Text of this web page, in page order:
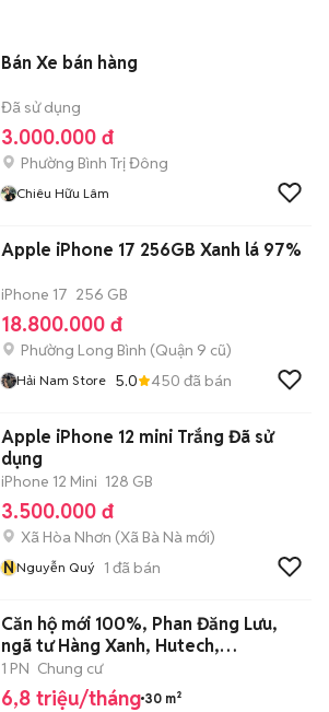
Bán Xe bán hàng
Đã sử dụng
3.000.000 đ
Phường Bình Trị Đông
Chiêu Hữu Lâm
Apple iPhone 17 256GB Xanh lá 97%
iPhone 17 256 GB
18.800.000 đ
Phường Long Bình (Quận 9 cũ)
Hải Nam Store 5.0 450 đã bán
Apple iPhone 12 mini Trắng Đã sử
dụng
iPhone 12 Mini 128 GB
3.500.000 đ
Xã Hòa Nhơn (Xã Bà Nà mới)
NNguyễn Quý 1 đã bán
Căn hộ mới 100%, Phan Đăng Lưu,
ngã tư Hàng Xanh, Hutech,
Landmark81
1 PN Chung cư
6,8 triệu/tháng 30 m²